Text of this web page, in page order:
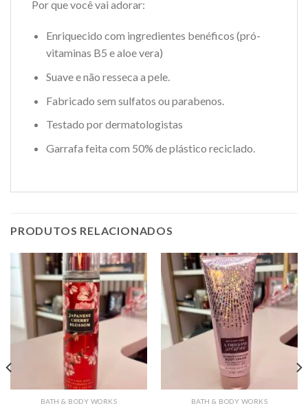
Por que você vai adorar:
Enriquecido com ingredientes benéficos (pró-
vitaminas B5 e aloe vera)
Suave e não resseca a pele.
Fabricado sem sulfatos ou parabenos.
Testado por dermatologistas
Garrafa feita com 50% de plástico reciclado.
PRODUTOS RELACIONADOS
BATH & BODY WORKS BATH & BODY WORKS